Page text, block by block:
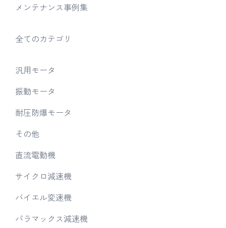
メンテナンス事例集
全てのカテゴリ
汎用モータ
振動モータ
耐圧防爆モータ
その他
直流電動機
サイクロ減速機
バイエル変速機
パラマックス減速機